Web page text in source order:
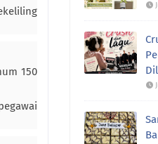
150